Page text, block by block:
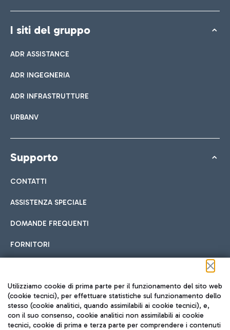
I siti del gruppo
ADR ASSISTANCE
ADR INGEGNERIA
ADR INFRASTRUTTURE
URBANV
Supporto
CONTATTI
ASSISTENZA SPECIALE
DOMANDE FREQUENTI
FORNITORI
Seguici sui social
Utilizziamo cookie di prima parte per il funzionamento del sito web
(cookie tecnici), per effettuare statistiche sul funzionamento dello
stesso (cookie analitici, quando assimilabili ai cookie tecnici), e,
con il suo consenso, cookie analitici non assimilabili ai cookie
tecnici, cookie di prima e terza parte per comprendere i contenuti